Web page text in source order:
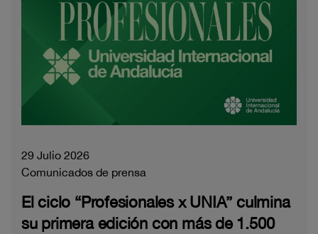
29 Julio 2026
Comunicados de prensa
El ciclo “Profesionales x UNIA” culmina
su primera edición con más de 1.500